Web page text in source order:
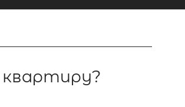
квартиру?